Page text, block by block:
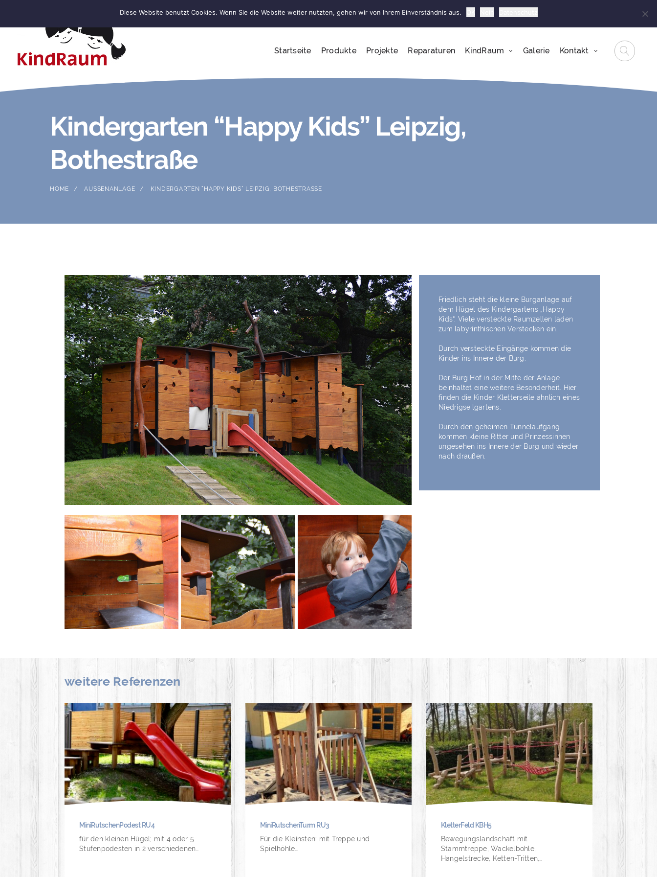
Startseite Produkte Projekte Reparaturen KindRaum Galerie Kontakt
Kindergarten “Happy Kids” Leipzig,
Bothestraße
HOME AUSSENANLAGE KINDERGARTEN “HAPPY KIDS” LEIPZIG, BOTHESTRASSE
Friedlich steht die kleine Burganlage auf
dem Hügel des Kindergartens „Happy
Kids“. Viele versteckte Raumzellen laden
zum labyrinthischen Verstecken ein.
Durch versteckte Eingänge kommen die
Kinder ins Innere der Burg.
Der Burg Hof in der Mitte der Anlage
beinhaltet eine weitere Besonderheit. Hier
finden die Kinder Kletterseile ähnlich eines
Niedrigseilgartens.
Durch den geheimen Tunnelaufgang
kommen kleine Ritter und Prinzessinnen
ungesehen ins Innere der Burg und wieder
nach draußen.
weitere Referenzen
MiniRutschenPodest RU4
für den kleinen Hügel; mit 4 oder 5
Stufenpodesten in 2 verschiedenen…
MiniRutschenTurm RU3
Für die Kleinsten: mit Treppe und
Spielhöhle…
KletterFeld KBH5
Bewegungslandschaft mit
Stammtreppe, Wackelbohle,
Hangelstrecke, Ketten-Tritten,…
Diese Website benutzt Cookies. Wenn Sie die Website weiter nutzten, gehen wir von Ihrem Einverständnis aus.